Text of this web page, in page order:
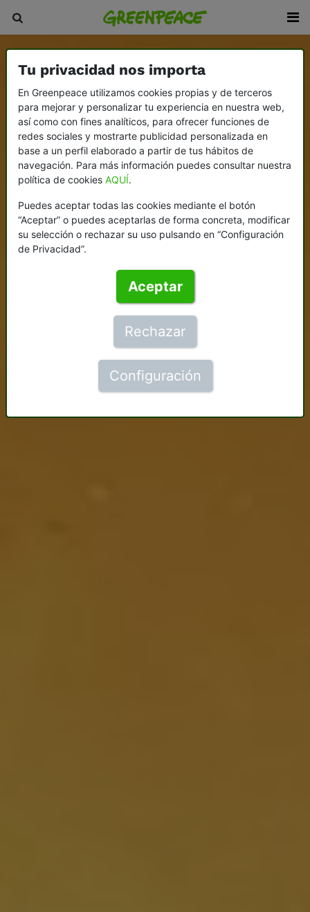
Tu privacidad nos importa
En Greenpeace utilizamos cookies propias y de terceros
para mejorar y personalizar tu experiencia en nuestra web,
así como con fines analíticos, para ofrecer funciones de
redes sociales y mostrarte publicidad personalizada en
base a un perfil elaborado a partir de tus hábitos de
navegación. Para más información puedes consultar nuestra
política de cookies AQUÍ.
Puedes aceptar todas las cookies mediante el botón
“Aceptar” o puedes aceptarlas de forma concreta, modificar
su selección o rechazar su uso pulsando en “Configuración
de Privacidad”.
Aceptar
Rechazar
Configuración